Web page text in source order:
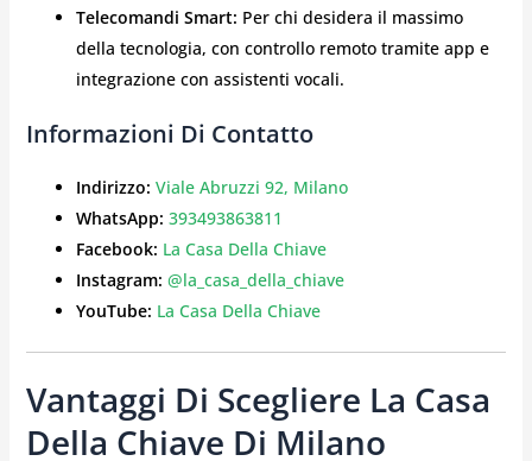
Telecomandi Smart: Per chi desidera il massimo
della tecnologia, con controllo remoto tramite app e
integrazione con assistenti vocali.
Informazioni Di Contatto
Indirizzo: Viale Abruzzi 92, Milano
WhatsApp: 393493863811
Facebook: La Casa Della Chiave
Instagram: @la_casa_della_chiave
YouTube: La Casa Della Chiave
Vantaggi Di Scegliere La Casa
Della Chiave Di Milano